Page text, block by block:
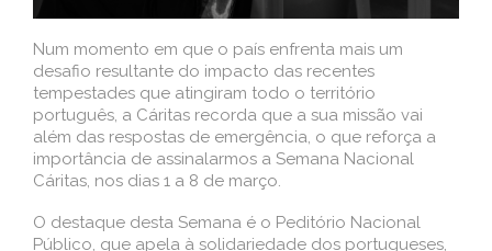
Num momento em que o país enfrenta mais um
desafio resultante do impacto das recentes
tempestades que atingiram todo o território
português, a Cáritas recorda que a sua missão vai
além das respostas de emergência, o que reforça a
importância de assinalarmos a Semana Nacional
Cáritas, nos dias 1 a 8 de março.
O destaque desta Semana é o Peditório Nacional
Público, que apela à solidariedade dos portugueses,